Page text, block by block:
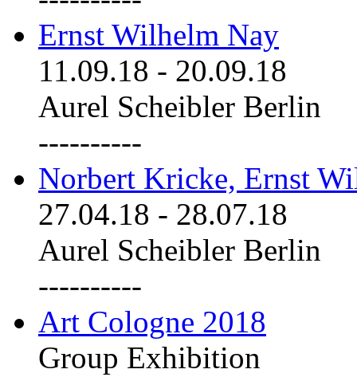
Ernst Wilhelm Nay
11.09.18 - 20.09.18
Aurel Scheibler Berlin
----------
Norbert Kricke, Ernst
27.04.18 - 28.07.18
Aurel Scheibler Berlin
----------
Art Cologne 2018
Group Exhibition